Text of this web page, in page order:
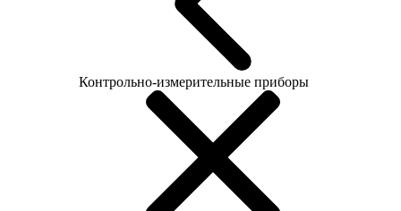
Контрольно-измерительные приборы